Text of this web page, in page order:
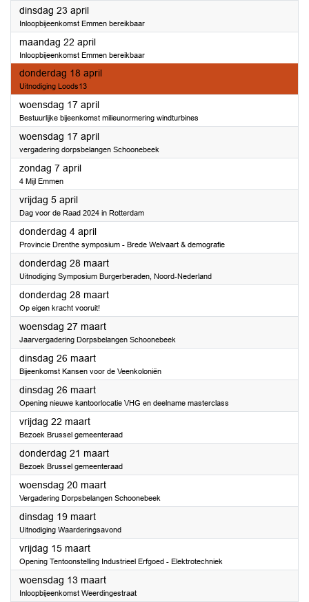
dinsdag 23 april2024
Inloopbijeenkomst Emmen bereikbaar
maandag 22 april2024
Inloopbijeenkomst Emmen bereikbaar
donderdag 18 april2024
Uitnodiging Loods13
woensdag 17 april2024
Bestuurlijke bijeenkomst milieunormering windturbines
woensdag 17 april2024
vergadering dorpsbelangen Schoonebeek
zondag 7 april2024
4 Mijl Emmen
vrijdag 5 april2024
Dag voor de Raad 2024 in Rotterdam
donderdag 4 april2024
Provincie Drenthe symposium - Brede Welvaart & demografie
donderdag 28 maart2024
Uitnodiging Symposium Burgerberaden, Noord-Nederland
donderdag 28 maart2024
Op eigen kracht vooruit!
woensdag 27 maart2024
Jaarvergadering Dorpsbelangen Schoonebeek
dinsdag 26 maart2024
Bijeenkomst Kansen voor de Veenkoloniën
dinsdag 26 maart2024
Opening nieuwe kantoorlocatie VHG en deelname masterclass
vrijdag 22 maart2024
Bezoek Brussel gemeenteraad
donderdag 21 maart2024
Bezoek Brussel gemeenteraad
woensdag 20 maart2024
Vergadering Dorpsbelangen Schoonebeek
dinsdag 19 maart2024
Uitnodiging Waarderingsavond
vrijdag 15 maart2024
Opening Tentoonstelling Industrieel Erfgoed - Elektrotechniek
woensdag 13 maart2024
Inloopbijeenkomst Weerdingestraat